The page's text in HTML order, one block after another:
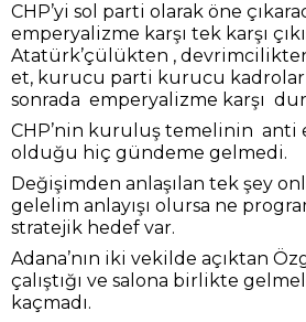
CHP’yi sol parti olarak öne
emperyalizme karşı tek karşı
Atatürk’çülükten ,
et, kurucu parti kurucu
sonrada emperyalizme karşı
CHP’nin kuruluş temelinin anti
olduğu hiç gündeme gelmedi.
Değişimden anlaşılan tek şey
gelelim anlayışı olursa ne
stratejik hedef var.
Adana’nın iki vekilde açıktan
çalıştığı ve salona birlikte
kaçmadı.